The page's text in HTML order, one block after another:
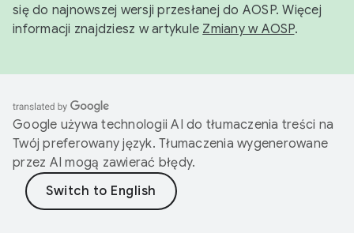
się do najnowszej wersji przesłanej do AOSP. Więcej
informacji znajdziesz w artykule Zmiany w AOSP.
Google używa technologii AI do tłumaczenia treści na
Twój preferowany język. Tłumaczenia wygenerowane
przez AI mogą zawierać błędy.